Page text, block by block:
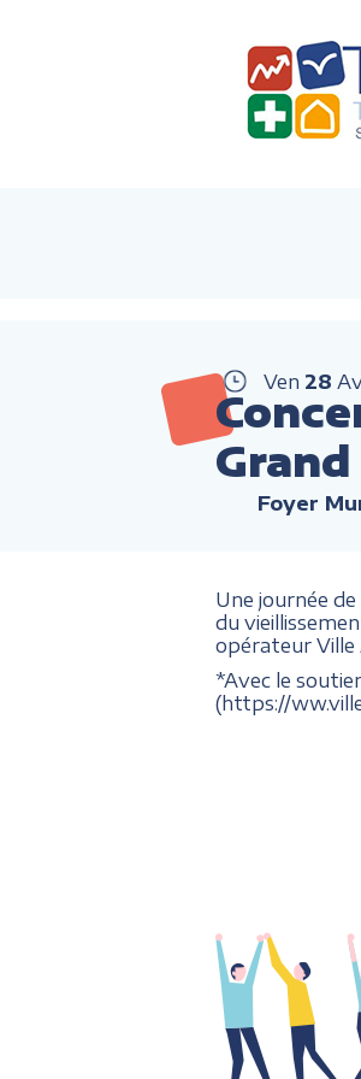
Ven 28
Foyer
Une journée
du
opérateur Ville
*Avec le
(https://